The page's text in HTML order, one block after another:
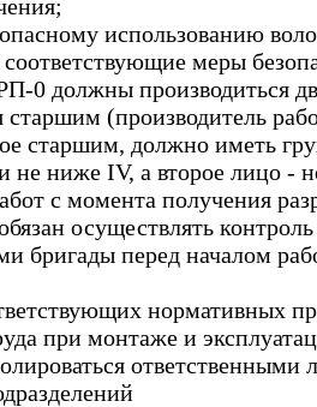
использованию
меры
0 должны производиться
старшим (производитель
старшим, должно иметь
не ниже IV, а второе лицо -
с момента получения
осуществлять
бригады перед началом
нормативных
при монтаже и